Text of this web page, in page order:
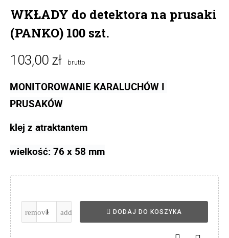
WKŁADY do detektora na prusaki
(PANKO) 100 szt.
103,00 zł brutto
MONITOROWANIE KARALUCHÓW I
PRUSAKÓW
klej z atraktantem
wielkość: 76 x 58 mm
DODAJ DO KOSZYKA